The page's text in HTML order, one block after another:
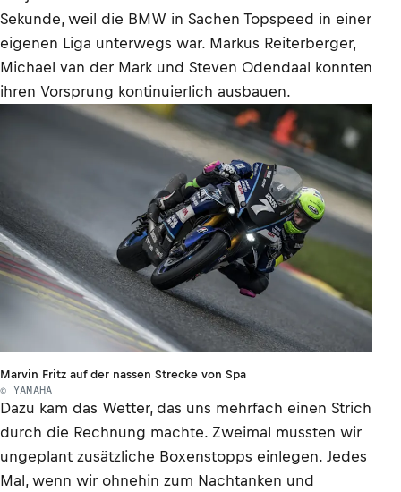
Sekunde, weil die BMW in Sachen Topspeed in einer
eigenen Liga unterwegs war. Markus Reiterberger,
Michael van der Mark und Steven Odendaal konnten
ihren Vorsprung kontinuierlich ausbauen.
Marvin Fritz auf der nassen Strecke von Spa
© YAMAHA
Dazu kam das Wetter, das uns mehrfach einen Strich
durch die Rechnung machte. Zweimal mussten wir
ungeplant zusätzliche Boxenstopps einlegen. Jedes
Mal, wenn wir ohnehin zum Nachtanken und